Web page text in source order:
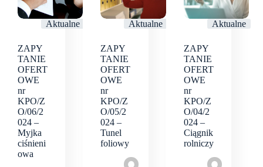
Aktualne
ZAPY
TANIE
OFERT
OWE
nr
KPO/Z
O/06/2
024 –
Myjka
ciśnieni
owa
Aktualne
ZAPY
TANIE
OFERT
OWE
nr
KPO/Z
O/05/2
024 –
Tunel
foliowy
Aktualne
ZAPY
TANIE
OFERT
OWE
nr
KPO/Z
O/04/2
024 –
Ciągnik
rolniczy